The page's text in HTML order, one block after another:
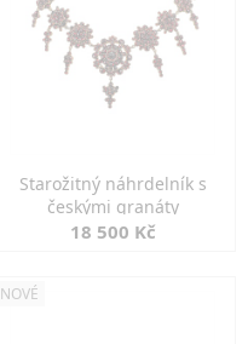
Starožitný náhrdelník s
českými granáty
18 500 Kč
NOVÉ